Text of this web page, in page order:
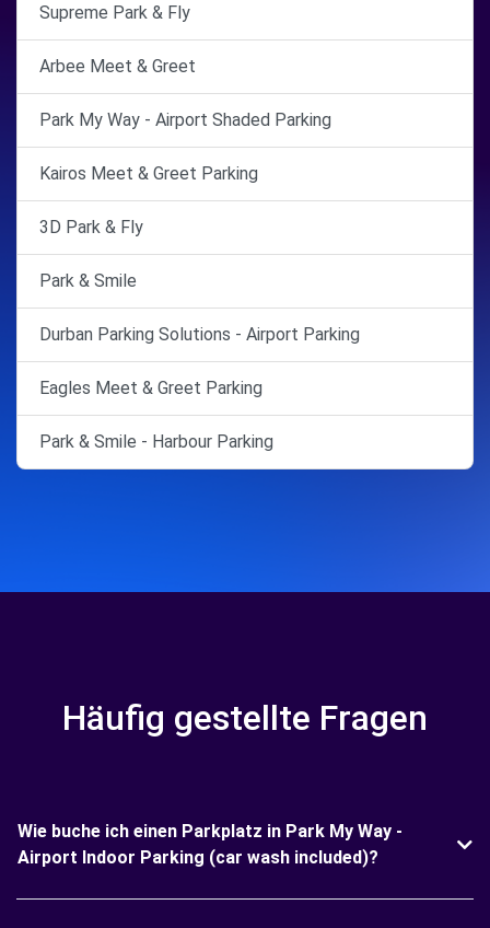
Supreme Park & Fly
Arbee Meet & Greet
Park My Way - Airport Shaded Parking
Kairos Meet & Greet Parking
3D Park & Fly
Park & Smile
Durban Parking Solutions - Airport Parking
Eagles Meet & Greet Parking
Park & Smile - Harbour Parking
Häufig gestellte Fragen
Wie buche ich einen Parkplatz in Park My Way -
Airport Indoor Parking (car wash included)?